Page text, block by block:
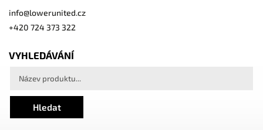
info@lowerunited.cz
+420 724 373 322
VYHLEDÁVÁNÍ
Hledat